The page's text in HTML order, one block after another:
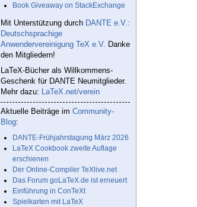
Book Giveaway on StackExchange
Mit Unterstützung durch DANTE e.V.:
Deutschsprachige
Anwendervereinigung TeX e.V. Danke
den Mitgliedern!
LaTeX-Bücher als Willkommens-
Geschenk für DANTE Neumitglieder.
Mehr dazu: LaTeX.net/verein
Aktuelle Beiträge im Community-
Blog:
DANTE-Frühjahrstagung März 2026
LaTeX Cookbook zweite Auflage
erschienen
Der Online-Compiler TeXlive.net
Das Forum goLaTeX.de ist erneuert
Einführung in ConTeXt
Spielkarten mit LaTeX